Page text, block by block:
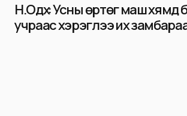
Н.Одхүү: Усны өртөг маш хямд
учраас хэрэглээ их